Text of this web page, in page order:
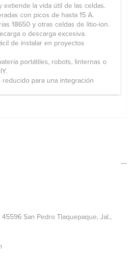
extiende la vida útil de las celdas.
con picos de hasta 15 A.
18650 y otras celdas de litio-ion.
o descarga excesiva.
de instalar en proyectos
portátiles, robots, linternas o
reducido para una integración
45596 San Pedro Tlaquepaque, Jal.,